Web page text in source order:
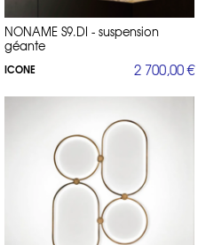
NONAME S9.DI - suspension
géante
ICONE 2 700,00 €